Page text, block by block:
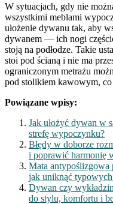
W sytuacjach, gdy nie
wszystkimi meblami
ułożenie dywanu tak, aby
dywanem — ich nogi
stoją na podłodze. Takie
stoi pod ścianą i nie ma
ograniczonym metrażu
pod stolikiem kawowym,
Powiązane wpisy:
Jak ułożyć dywan w
strefę wypoczynku?
Błędy w doborze
i poprawić harmonię
Mata
jak uniknąć
Dywan czy
do stylu, komfortu i